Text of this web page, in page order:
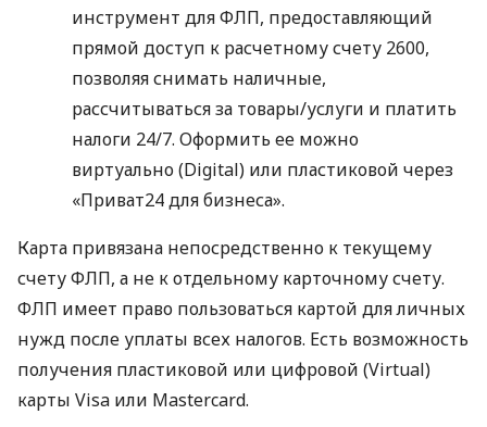
инструмент для ФЛП, предоставляющий
прямой доступ к расчетному счету 2600,
позволяя снимать наличные,
рассчитываться за товары/услуги и платить
налоги 24/7. Оформить ее можно
виртуально (Digital) или пластиковой через
«Приват24 для бизнеса».
Карта привязана непосредственно к текущему
счету ФЛП, а не к отдельному карточному счету.
ФЛП имеет право пользоваться картой для личных
нужд после уплаты всех налогов. Есть возможность
получения пластиковой или цифровой (Virtual)
карты Visa или Mastercard.